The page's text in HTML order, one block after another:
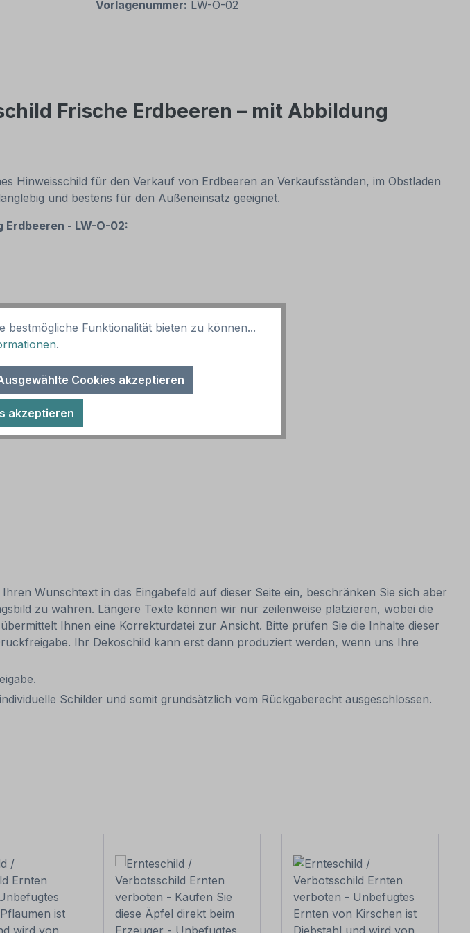
Vorlagenummer: LW-O-02
Frische Erdbeeren – mit Abbildung
Hinweisschild für den Verkauf von Erdbeeren an Verkaufsständen, im Obstladen
und bestens für den Außeneinsatz geeignet.
- LW-O-02:
Wunschtext in das Eingabefeld auf dieser Seite ein, beschränken Sie sich aber
zu wahren. Längere Texte können wir nur zeilenweise platzieren, wobei die
Ihnen eine Korrekturdatei zur Ansicht. Bitte prüfen Sie die Inhalte dieser
Ihr Dekoschild kann erst dann produziert werden, wenn uns Ihre
Schilder und somit grundsätzlich vom Rückgaberecht ausgeschlossen.
bestmögliche Funktionalität bieten zu können...
.
Cookies akzeptieren
akzeptieren